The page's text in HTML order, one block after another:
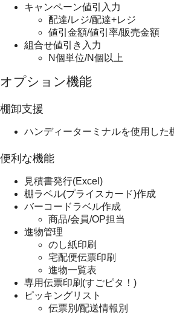
キャンペーン値引入力
配達/レジ/配達+レジ
値引金額/値引率/販売金額
組合せ値引き入力
N個単位/N個以上
オプション機能
棚卸支援
ハンディーターミナルを使用した
便利な機能
見積書発行(Excel)
棚ラベル(プライスカード)作成
バーコードラベル作成
商品/会員/OP担当
進物管理
のし紙印刷
宅配便伝票印刷
進物一覧表
専用伝票印刷(すごピタ！)
ピッキングリスト
伝票別/配送情報別